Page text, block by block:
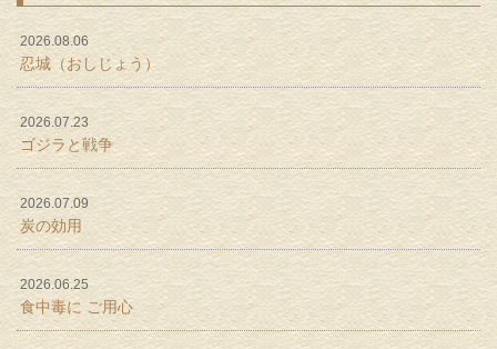
2026.08.06
忍城（おしじょう）
2026.07.23
ゴジラと戦争
2026.07.09
炭の効用
2026.06.25
食中毒に ご用心